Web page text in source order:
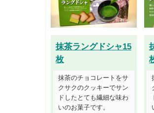
抹茶ラングドシャ15
枚
抹茶のチョコレートをサ
クサクのクッキーでサン
ドしたとても繊細な味わ
いのお菓子です。